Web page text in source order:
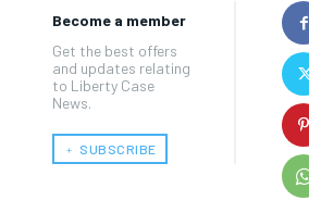
Become a member
Get the best offers
and updates relating
to Liberty Case
News.
﹢ SUBSCRIBE